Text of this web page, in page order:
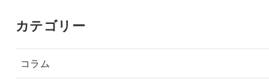
カテゴリー
コラム